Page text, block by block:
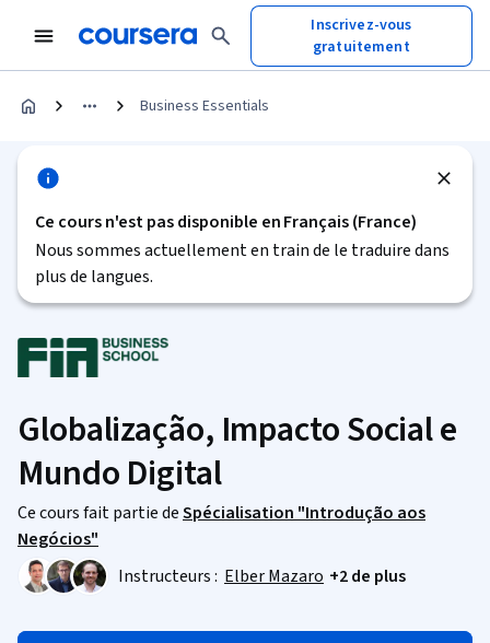
Inscrivez-vous
gratuitement
Business Essentials
Ce cours n'est pas disponible en Français (France)
Nous sommes actuellement en train de le traduire dans
plus de langues.
Globalização, Impacto Social e
Mundo Digital
Ce cours fait partie deSpécialisation "Introdução aos
Negócios"
Instructeurs : Elber Mazaro +2 de plus